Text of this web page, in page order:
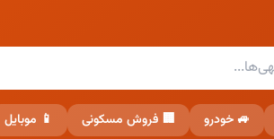
🚙 خودرو 🏢 فروش مسکونی 📱 موبایل